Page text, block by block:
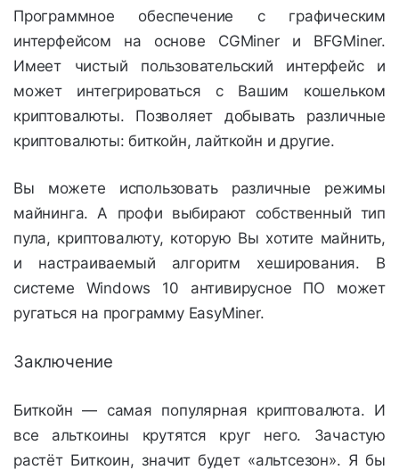
Программное обеспечение с графическим
интерфейсом на основе CGMiner и BFGMiner.
Имеет чистый пользовательский интерфейс и
может интегрироваться с Вашим кошельком
криптовалюты. Позволяет добывать различные
криптовалюты: биткойн, лайткойн и другие.
Вы можете использовать различные режимы
майнинга. А профи выбирают собственный тип
пула, криптовалюту, которую Вы хотите майнить,
и настраиваемый алгоритм хеширования. В
системе Windows 10 антивирусное ПО может
ругаться на программу EasyMiner.
Заключение
Биткойн — самая популярная криптовалюта. И
все альткоины крутятся круг него. Зачастую
растёт Биткоин, значит будет «альтсезон». Я бы